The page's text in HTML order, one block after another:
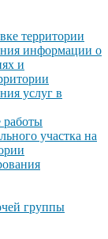
территории
информации о
и
услуг в
работы
участка на
группы